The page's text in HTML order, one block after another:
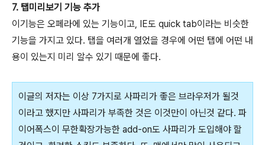
7. 탭미리보기 기능 추가
이기능은 오페라에 있는 기능이고, IE도 quick tab이라는 비슷한
기능을 가지고 있다. 탭을 여러개 열었을 경우에 어떤 탭에 어떤 내
용이 있는지 미리 알수 있기 때문에 좋다.
이글의 저자는 이상 7가지로 사파리가 좋은 브라우저가 될것
이라고 했지만 사파리가 부족한 것은 이것만이 아닌것 같다. 파
이어폭스이 무한확장가능한 add-on도 사파리가 도입해야 할